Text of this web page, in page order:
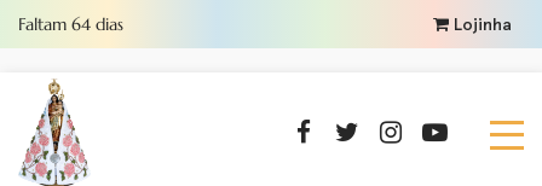
Faltam 64 dias Lojinha